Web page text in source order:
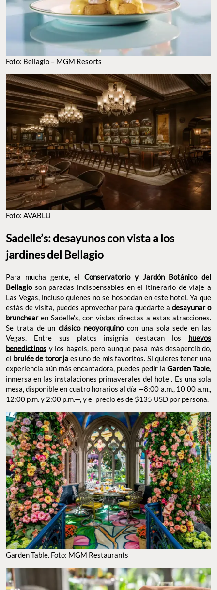
Sadelle’s: desayunos con vista a los
jardines del Bellagio
Bellagioson paradas indispensables en el itinerario de viaje a
Las Vegas, incluso quienes no se hospedan en este hotel. Ya que
estás de visita, puedes aprovechar para quedarte a desayunar o
brunchearen Sadelle’s, con vistas directas a estas atracciones.
Se trata de unclásico neoyorquinocon una sola sede en las
Vegas. Entre sus platos insignia destacan loshuevos
benedictinosy los bagels, pero aunque pasa más desapercibido,
elbrulée de toronjaes uno de mis favoritos. Si quieres tener una
experiencia aún más encantadora, puedes pedir laGarden Table,
inmersa en las instalaciones primaverales del hotel. Es una sola
mesa, disponible en cuatro horarios al día —8:00 a.m., 10:00 a.m.,
12:00 p.m. y 2:00 p.m.—, y el precio es de $135 USD por persona.
GARDEN TABLE. FOTO: MGM RESTAURANTS